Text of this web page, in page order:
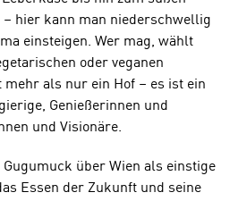
– hier kann man niederschwellig
einsteigen. Wer mag, wählt
oder veganen
mehr als nur ein Hof – es ist ein
Genießerinnen und
und Visionäre.
über Wien als einstige
Essen der Zukunft und seine